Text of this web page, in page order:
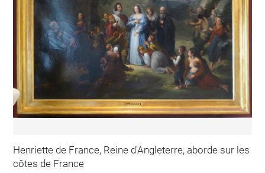
Henriette de France, Reine d'Angleterre, aborde sur les
côtes de France